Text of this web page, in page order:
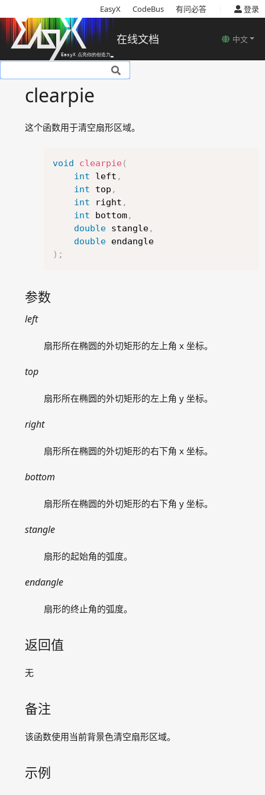
EasyX CodeBus 有问必答 登录
在线文档 中文
基本说明
安装
基本概念
绘图设备相关函数
图形颜色及样式设置相关函数
图形绘制相关函数
clearcircle
clearpolygon
clearrectangle
ellipse
fillellipse
fillpie
fillrectangle
floodfill
getheight
getwidth
pie
polygon
polyline
rectangle
solidcircle
solidpie
solidrectangle
solidroundrect
文字输出相关函数
消息处理相关函数
其它函数
clearpie
这个函数用于清空扇形区域。
void clearpie(
int left ,
int top ,
int right ,
int bottom,
double stangle,
double
) ;
参数
left
扇形所在椭圆的外切矩形的左上角 x 坐标。
top
扇形所在椭圆的外切矩形的左上角 y 坐标。
right
扇形所在椭圆的外切矩形的右下角 x 坐标。
bottom
扇形所在椭圆的外切矩形的右下角 y 坐标。
stangle
扇形的起始角的弧度。
endangle
扇形的终止角的弧度。
返回值
无
备注
该函数使用当前背景色清空扇形区域。
示例